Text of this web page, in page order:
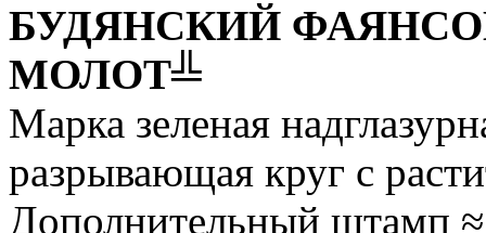
БУДЯНСКИЙ
МОЛОТ╩
Марка зеленая
разрывающая круг с
Дополнительный штамп